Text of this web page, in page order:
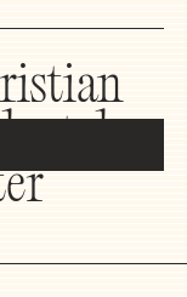
der